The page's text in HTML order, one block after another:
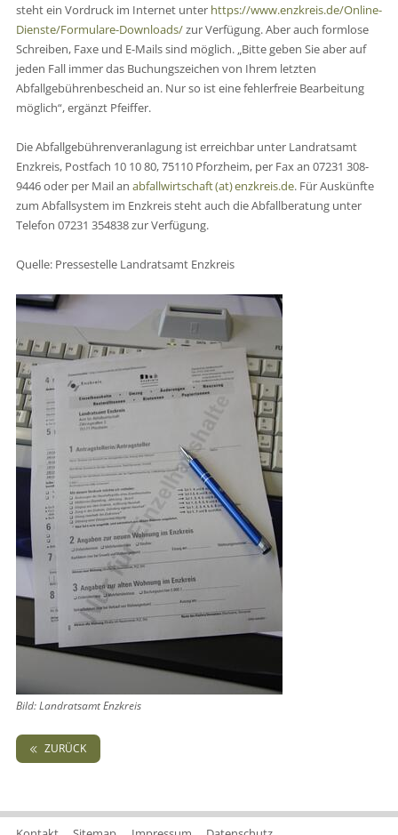
steht ein Vordruck im Internet unter https://www.enzkreis.de/Online-
Dienste/Formulare-Downloads/zur Verfügung. Aber auch formlose
Schreiben, Faxe und E-Mails sind möglich. „Bitte geben Sie aber auf
jeden Fall immer das Buchungszeichen von Ihrem letzten
Abfallgebührenbescheid an. Nur so ist eine fehlerfreie Bearbeitung
möglich“, ergänzt Pfeiffer.
Die Abfallgebührenveranlagung ist erreichbar unter Landratsamt
Enzkreis, Postfach 10 10 80, 75110 Pforzheim, per Fax an 07231 308-
9446 oder per Mail an abfallwirtschaft (at) enzkreis.de. Für Auskünfte
zum Abfallsystem im Enzkreis steht auch die Abfallberatung unter
Telefon 07231 354838 zur Verfügung.
Quelle: Pressestelle Landratsamt Enzkreis
Bild: Landratsamt Enzkreis
ZURÜCK